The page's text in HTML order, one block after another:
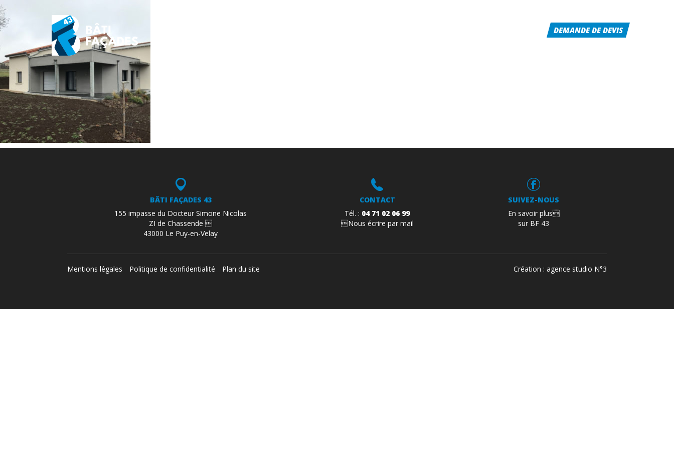
DEMANDE DE DEVIS
BÂTI FAÇADES 43
155 impasse du Docteur Simone Nicolas
ZI de Chassende 
43000 Le Puy-en-Velay
CONTACT
Tél. : 04 71 02 06 99
Nous écrire par mail
SUIVEZ-NOUS
En savoir plus
sur BF 43
Mentions légales Politique de confidentialité Plan du site Création : agence studio N°3